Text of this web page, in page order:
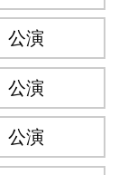
公演
公演
公演